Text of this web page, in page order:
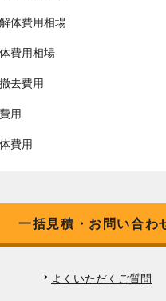
体費用相場
費用相場
去費用
用
費用
一括見積・お問い合わ
よくいただくご質問